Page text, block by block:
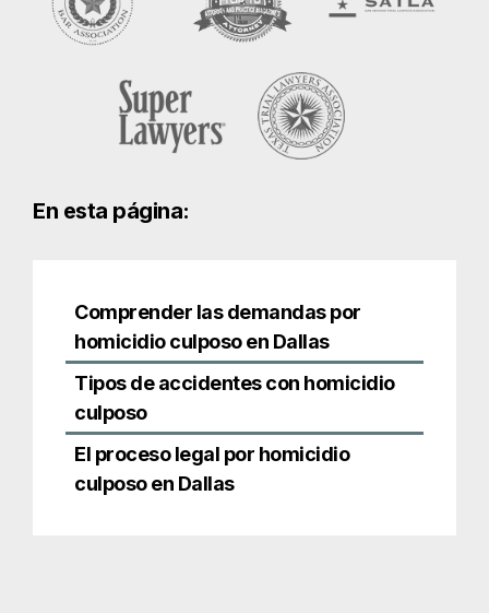
Comprender las demandas por
homicidio culposo en Dallas
Tipos de accidentes con homicidio
El proceso legal por homicidio
Comprender las
demandas por
homicidio